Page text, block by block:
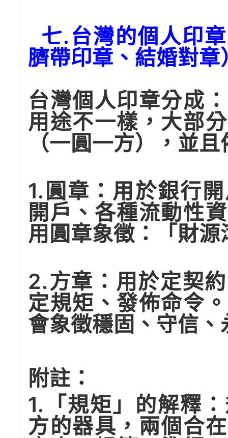
七.台灣的個人印
臍帶印章、結婚對
台灣個人印章分成
用途不一樣，大部
（一圓一方），並
1.圓章：用於銀行
開戶、各種流動性
用圓章象徵：「財
2.方章：用於定契
定規矩、發佈命令
會象徵穩固、守信
附註：
1.「規矩」的解釋
方的器具，兩個合